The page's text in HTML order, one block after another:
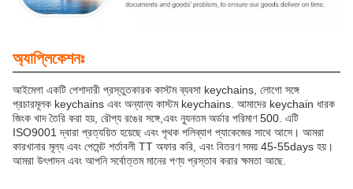
অ্যাপ্লিকেশনঃ
আইমেগা একটি পেশাদারী প্রস্তুতকারক কাস্টম ব্যবসা keychains, লোগো সঙ্গে
প্রচারমূলক keychains এবং অন্যান্য কাস্টম keychains. আমাদের keychain ধারক
জিংক খাদ তৈরি করা হয়, রৌপ্য রঙের সঙ্গে,এবং ন্যূনতম অর্ডার পরিমাণ 500. এটি
ISO9001 দ্বারা প্রত্যয়িত হয়েছে এবং পৃথক পলিব্যাগ প্যাকেজের সাথে আসে। আমরা
কারখানার মূল্য এবং পেমেন্ট শর্তাবলী TT অফার করি, এবং বিতরণ সময় 45-55days হয়।
আমরা উৎপাদন এবং আপনি সর্বোত্তম মানের পণ্য প্রস্তাব করার ক্ষমতা আছে.